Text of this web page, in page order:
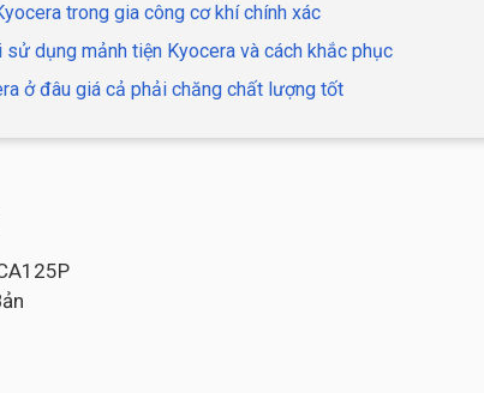
trong gia công cơ khí chính xác
dụng mảnh tiện Kyocera và cách khắc phục
ở đâu giá cả phải chăng chất lượng tốt